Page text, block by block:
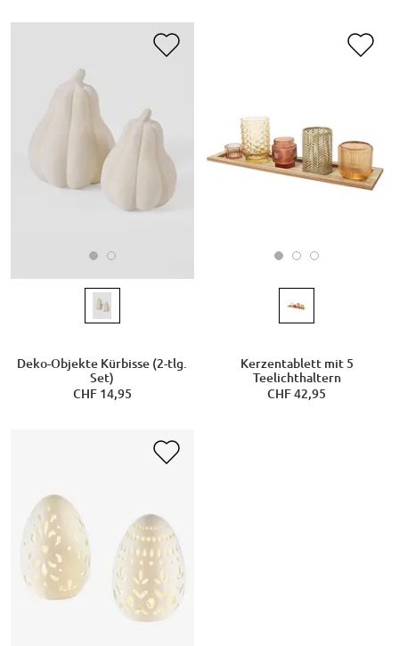
Deko-Objekte Kürbisse (2-tlg.
Set)
CHF 14,95
Kerzentablett mit 5
Teelichthaltern
CHF 42,95